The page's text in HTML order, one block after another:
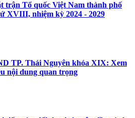
trận Tổ quốc Việt Nam thành phố
XVIII, nhiệm kỳ 2024 - 2029
TP. Thái Nguyên khóa XIX: Xem
nội dung quan trọng